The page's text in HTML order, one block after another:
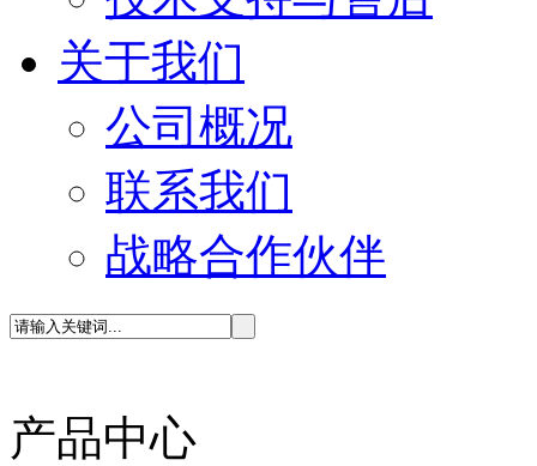
关于我们
公司概况
联系我们
战略合作伙伴
产品中心